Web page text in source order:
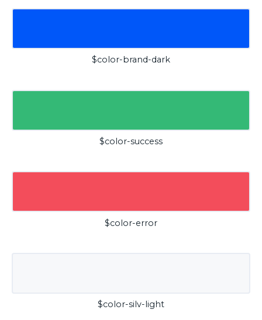
$color-brand-dark
$color-success
$color-error
$color-silv-light